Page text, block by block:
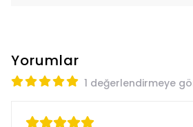
Yorumlar
1 değerlendirmeye